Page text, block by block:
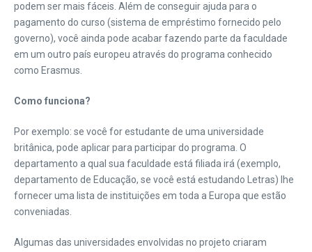
podem ser mais fáceis. Além de conseguir ajuda para o
pagamento do curso (sistema de empréstimo fornecido pelo
governo), você ainda pode acabar fazendo parte da faculdade
em um outro país europeu através do programa conhecido
como Erasmus.
Como funciona?
Por exemplo: se você for estudante de uma universidade
britânica, pode aplicar para participar do programa. O
departamento a qual sua faculdade está filiada irá (exemplo,
departamento de Educação, se você está estudando Letras) lhe
fornecer uma lista de instituições em toda a Europa que estão
conveniadas.
Algumas das universidades envolvidas no projeto criaram